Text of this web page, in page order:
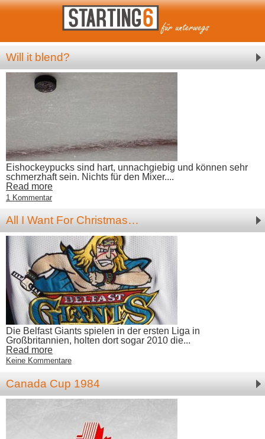
Will it blend?
Eishockeypucks sind hart, unnachgiebig und können sehr
schmerzhaft sein. Nichts für den Mixer....
Read more
1 Kommentar
All I Want For Christmas…
Die Belfast Giants spielen in der ersten Liga in
Großbritannien, holten dort sogar 2010 die...
Read more
Keine Kommentare
Canada Cup 1984